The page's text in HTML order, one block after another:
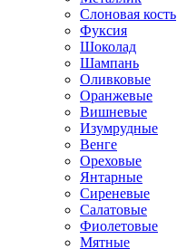
Слоновая кость
Фуксия
Шоколад
Шампань
Оливковые
Оранжевые
Вишневые
Изумрудные
Венге
Ореховые
Янтарные
Сиреневые
Салатовые
Фиолетовые
Мятные